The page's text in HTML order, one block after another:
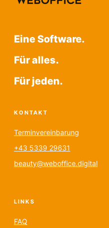
Eine Software.
Für alles.
Für jeden.
KONTAKT
Terminvereinbarung
+43 5339 29631
beauty@weboffice.digital
LINKS
FAQ